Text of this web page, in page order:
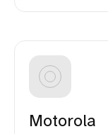
Motorola